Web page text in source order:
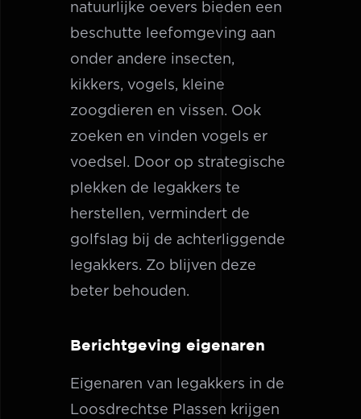
natuurlijke oevers bieden een
beschutte leefomgeving aan
onder andere insecten,
kikkers, vogels, kleine
zoogdieren en vissen. Ook
zoeken en vinden vogels er
voedsel. Door op strategische
plekken de legakkers te
herstellen, vermindert de
golfslag bij de achterliggende
legakkers. Zo blijven deze
beter behouden.
Berichtgeving eigenaren
Eigenaren van legakkers in de
Loosdrechtse Plassen krijgen